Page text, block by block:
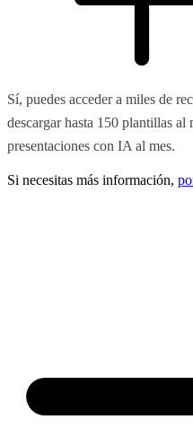
Sí, puedes acceder a miles de
descargar hasta 150 plantillas al
presentaciones con IA al mes.
Si necesitas más información,